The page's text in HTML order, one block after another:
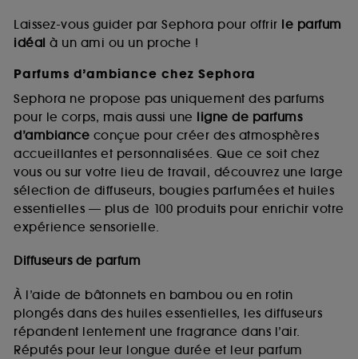
Laissez-vous guider par Sephora pour offrir le parfum
idéal à un ami ou un proche !
Parfums d’ambiance chez Sephora
Sephora ne propose pas uniquement des parfums
pour le corps, mais aussi une ligne de parfums
d’ambiance conçue pour créer des atmosphères
accueillantes et personnalisées. Que ce soit chez
vous ou sur votre lieu de travail, découvrez une large
sélection de diffuseurs, bougies parfumées et huiles
essentielles — plus de 100 produits pour enrichir votre
expérience sensorielle.
Diffuseurs de parfum
À l’aide de bâtonnets en bambou ou en rotin
plongés dans des huiles essentielles, les diffuseurs
répandent lentement une fragrance dans l’air.
Réputés pour leur longue durée et leur parfum